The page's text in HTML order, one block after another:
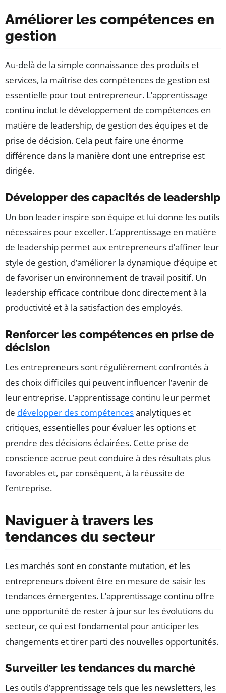
Améliorer les compétences en
gestion
Au-delà de la simple connaissance des produits et
services, la maîtrise des compétences de gestion est
essentielle pour tout entrepreneur. L’apprentissage
continu inclut le développement de compétences en
matière de leadership, de gestion des équipes et de
prise de décision. Cela peut faire une énorme
différence dans la manière dont une entreprise est
dirigée.
Développer des capacités de leadership
Un bon leader inspire son équipe et lui donne les outils
nécessaires pour exceller. L’apprentissage en matière
de leadership permet aux entrepreneurs d’affiner leur
style de gestion, d’améliorer la dynamique d’équipe et
de favoriser un environnement de travail positif. Un
leadership efficace contribue donc directement à la
productivité et à la satisfaction des employés.
Renforcer les compétences en prise de
décision
Les entrepreneurs sont régulièrement confrontés à
des choix difficiles qui peuvent influencer l’avenir de
leur entreprise. L’apprentissage continu leur permet
de développer des compétencesanalytiques et
critiques, essentielles pour évaluer les options et
prendre des décisions éclairées. Cette prise de
conscience accrue peut conduire à des résultats plus
favorables et, par conséquent, à la réussite de
l’entreprise.
Naviguer à travers les
tendances du secteur
Les marchés sont en constante mutation, et les
entrepreneurs doivent être en mesure de saisir les
tendances émergentes. L’apprentissage continu offre
une opportunité de rester à jour sur les évolutions du
secteur, ce qui est fondamental pour anticiper les
changements et tirer parti des nouvelles opportunités.
Surveiller les tendances du marché
Les outils d’apprentissage tels que les newsletters, les